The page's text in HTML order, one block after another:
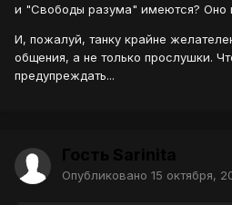
и "Свободы разума" имеются? Оно
И, пожалуй, танку крайне
общения, а не только прослушки.
предупреждать...
Опубликовано 15 октября,